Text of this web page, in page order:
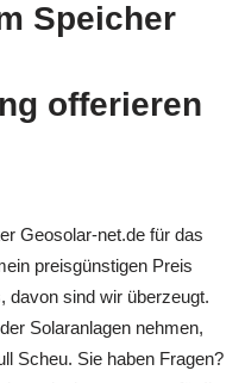
Speicher
offerieren
Geosolar-net.de für das
preisgünstigen Preis
davon sind wir überzeugt.
Solaranlagen nehmen,
Scheu. Sie haben Fragen?